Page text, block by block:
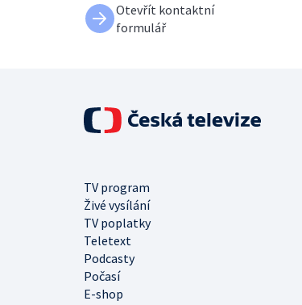
Otevřít kontaktní
formulář
TV program
Živé vysílání
TV poplatky
Teletext
Podcasty
Počasí
E-shop